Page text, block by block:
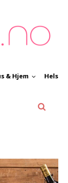
& Hjem Helse